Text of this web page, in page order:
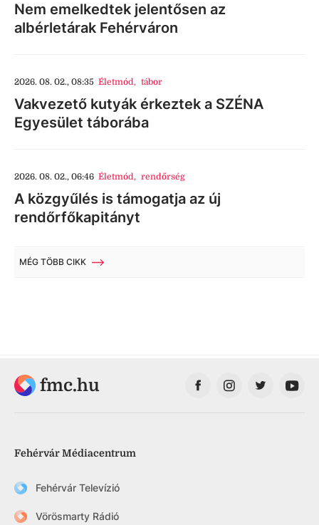
Nem emelkedtek jelentősen az
albérletárak Fehérváron
2026. 08. 02., 08:35 Életmód, tábor
Vakvezető kutyák érkeztek a SZÉNA
Egyesület táborába
2026. 08. 02., 06:46 Életmód, rendőrség
A közgyűlés is támogatja az új
rendőrfőkapitányt
MÉG TÖBB CIKK
fmc.hu
Fehérvár Médiacentrum
Fehérvár Televízió
Vörösmarty Rádió